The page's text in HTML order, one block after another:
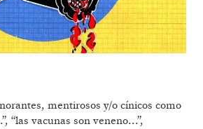
mentirosos y/o cínicos como
“las vacunas son veneno...”,